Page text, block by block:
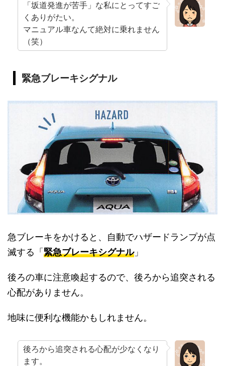
「坂道発進が苦手」な私にとってすご
くありがたい。
マニュアル車なんて絶対に乗れません
（笑）
緊急ブレーキシグナル
急ブレーキをかけると、自動でハザードランプが点
滅する「 緊急ブレーキシグナル」
後ろの車に注意喚起するので、後ろから追突される
心配がありません。
地味に便利な機能かもしれません。
後ろから追突される心配が少なくなり
ます。